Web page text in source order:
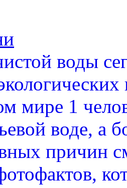
воды
мире 1
воде, а
причин